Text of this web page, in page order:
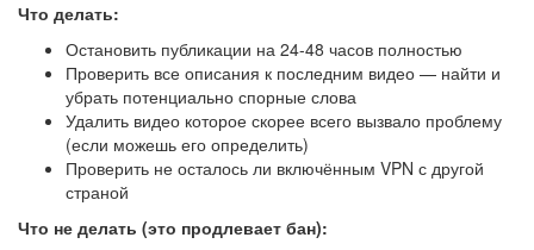
Что делать:
Остановить публикации на 24-48 часов полностью
Проверить все описания к последним видео — найти и
убрать потенциально спорные слова
Удалить видео которое скорее всего вызвало проблему
(если можешь его определить)
Проверить не осталось ли включённым VPN с другой
страной
Что не делать (это продлевает бан):